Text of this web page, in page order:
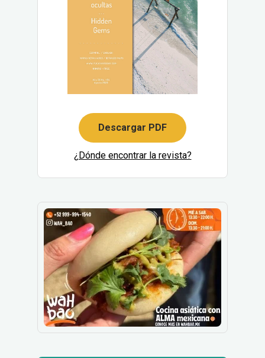
Descargar PDF
¿Dónde encontrar la revista?